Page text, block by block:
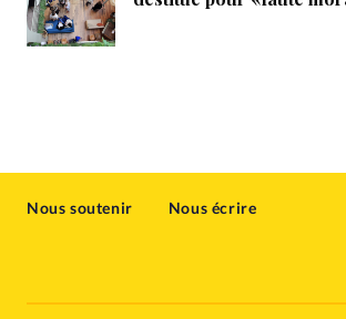
Nous soutenir Nous écrire